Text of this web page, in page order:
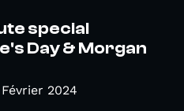
special
Day & Morgan
2024